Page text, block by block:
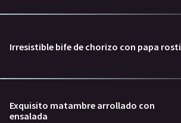
Irresistible bife de chorizo con papa rosti
Exquisito matambre arrollado con
ensalada